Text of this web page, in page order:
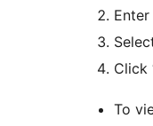
Enter
Click
To